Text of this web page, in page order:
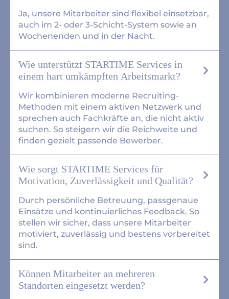
Ja, unsere Mitarbeiter sind flexibel einsetzbar,
auch im 2- oder 3-Schicht-System sowie an
Wochenenden und in der Nacht.
Wie unterstützt STARTIME Services in
einem hart umkämpften Arbeitsmarkt?
Wir kombinieren moderne Recruiting-
Methoden mit einem aktiven Netzwerk und
sprechen auch Fachkräfte an, die nicht aktiv
suchen. So steigern wir die Reichweite und
finden gezielt passende Bewerber.
Wie sorgt STARTIME Services für
Motivation, Zuverlässigkeit und Qualität?
Durch persönliche Betreuung, passgenaue
Einsätze und kontinuierliches Feedback. So
stellen wir sicher, dass unsere Mitarbeiter
motiviert, zuverlässig und bestens vorbereitet
sind.
Können Mitarbeiter an mehreren
Standorten eingesetzt werden?